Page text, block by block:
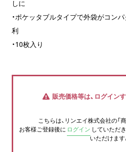
しに
・ポケッタブルタイプで外袋がコン
利
・10枚入り
販売価格等は、ログイン
こちらは、リンエイ株式会社の「
お客様ご登録後に ログイン していただ
いただけます